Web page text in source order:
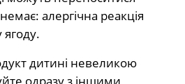
алергічна реакція
дитині невеликою
одразу з іншими